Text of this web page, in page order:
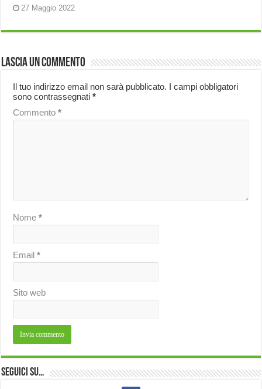
27 Maggio 2022
Lascia un commento
Il tuo indirizzo email non sarà pubblicato. I campi obbligatori
sono contrassegnati*
Commento*
Nome*
Email*
Sito web
Seguici su…